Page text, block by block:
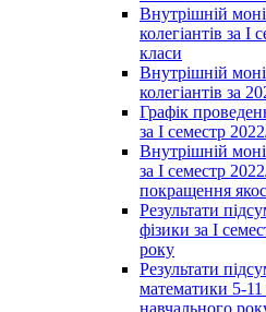
Внутрішній
колегіантів за
класи
Внутрішній
колегіантів за
Графік
за І семестр
Внутрішній
за І семестр
покращення
Результати
фізики за І
року
Результати
математики 5-11
навчального